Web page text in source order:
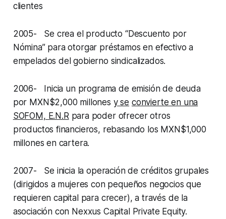
clientes
2005- Se crea el producto “Descuento por
Nómina” para otorgar préstamos en efectivo a
empelados del gobierno sindicalizados.
2006- Inicia un programa de emisión de deuda
por MXN$2,000 millones y se convierte en una
SOFOM, E.N.R para poder ofrecer otros
productos financieros, rebasando los MXN$1,000
millones en cartera.
2007- Se inicia la operación de créditos grupales
(dirigidos a mujeres con pequeños negocios que
requieren capital para crecer), a través de la
asociación con Nexxus Capital Private Equity.